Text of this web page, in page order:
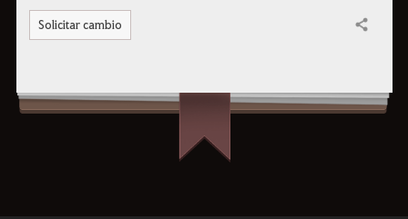
Solicitar cambio Compartir